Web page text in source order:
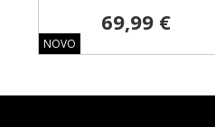
NOVO
69,99 €